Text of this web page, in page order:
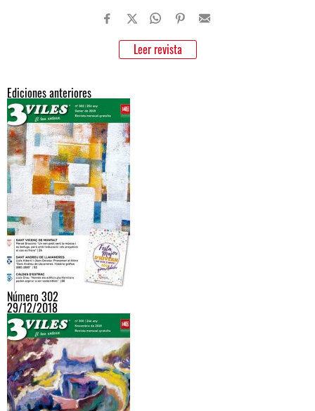
Leer revista
Ediciones anteriores
Número 302
29/12/2018